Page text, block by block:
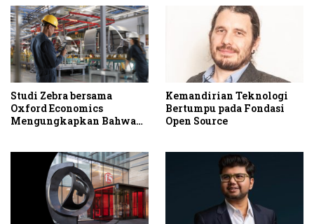
Studi Zebra bersama
Oxford Economics
Mengungkapkan Bahwa
Peluang Peningkatan
Produktivitas dan
Profitabilitas
Kemandirian Teknologi
Bertumpu pada Fondasi
Open Source